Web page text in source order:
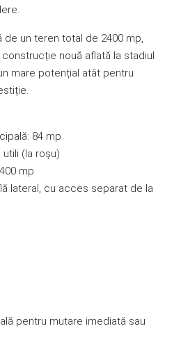
un teren total de 2400 mp,
nouă aflată la stadiul
mare potențial atât pentru
84 mp
(la roșu)
mp
lateral, cu acces separat de la
pentru mutare imediată sau